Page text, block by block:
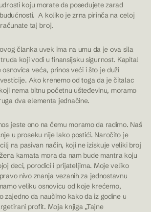
koju morate da posedujete zarad
A koliko je zrna pirinča na celoj
taj broj.
članka uvek ima na umu da je ova sila
koji vodi u finansijsku sigurnost. Kapital
veća, prinos veći i što je duži
Ako krenemo od toga da je čitalac
nema bitnu početnu ušteđevinu, moramo
dva elementa jednačine.
jeste ono na čemu moramo da radimo. Naš
u proseku nije lako postići. Naročito je
na pasivan način, koji ne iziskuje veliki broj
kamata mora da nam bude mantra koju
deci, porodici i prijateljima. Moje veliko
nivo znanja vezanih za jednostavnu
veliku osnovicu od koje krećemo,
zajedno da naučimo kako da iz godine u
profit. Moja knjiga „Tajne